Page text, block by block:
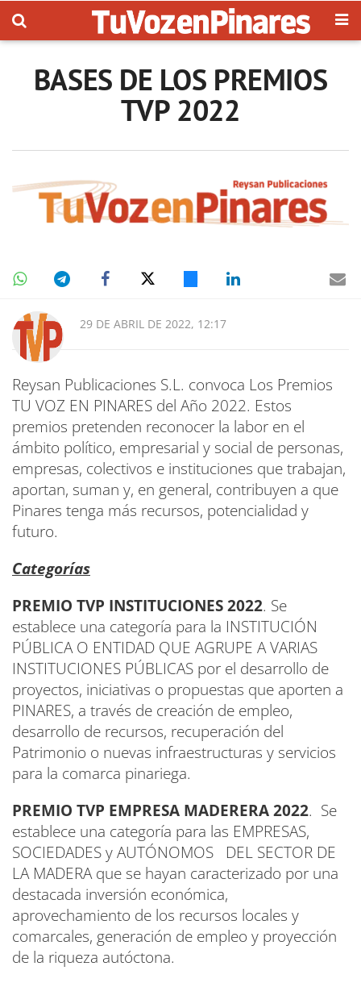
BASES DE LOS PREMIOS
TVP 2022
29 DE ABRIL DE 2022, 12:17
Reysan Publicaciones S.L. convoca Los Premios
TU VOZ EN PINARES del Año 2022. Estos
premios pretenden reconocer la labor en el
ámbito político, empresarial y social de personas,
empresas, colectivos e instituciones que trabajan,
aportan, suman y, en general, contribuyen a que
Pinares tenga más recursos, potencialidad y
futuro.
Categorías
PREMIO TVP INSTITUCIONES 2022. Se
establece una categoría para la INSTITUCIÓN
PÚBLICA O ENTIDAD QUE AGRUPE A VARIAS
INSTITUCIONES PÚBLICAS por el desarrollo de
proyectos, iniciativas o propuestas que aporten a
PINARES, a través de creación de empleo,
desarrollo de recursos, recuperación del
Patrimonio o nuevas infraestructuras y servicios
para la comarca pinariega.
PREMIO TVP EMPRESA MADERERA 2022. Se
establece una categoría para las EMPRESAS,
SOCIEDADES y AUTÓNOMOS DEL SECTOR DE
LA MADERA que se hayan caracterizado por una
destacada inversión económica,
aprovechamiento de los recursos locales y
comarcales, generación de empleo y proyección
de la riqueza autóctona.